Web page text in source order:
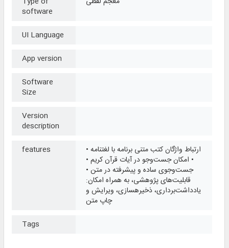
software
UI Language
App version
Software
Size
Version
description
features
• ارتباط واژگان کتب متنی برنامه با لغت­نامه
• امکان جست‌وجو در آیات قرآن کریم •
جست‌وجوی ساده و پیشرفته در متن •
قابلیت‌های پژوهشی، به همراه امکان:
یادداشت‌برداری، ذخیره­سازی، ویرایش و
چاپ متن
Tags